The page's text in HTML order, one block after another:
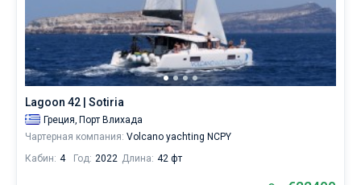
Lagoon 42 | Sotiria
Греция, Порт Влихада
Чартерная компания: Volcano yachting NCPY
Кабин: 4 Год: 2022 Длина: 42 фт